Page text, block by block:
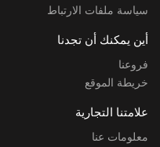
سياسة ملفات الارتباط
أين يمكنك أن تجدنا
فروعنا
خريطة الموقع
علامتنا التجارية
معلومات عنا